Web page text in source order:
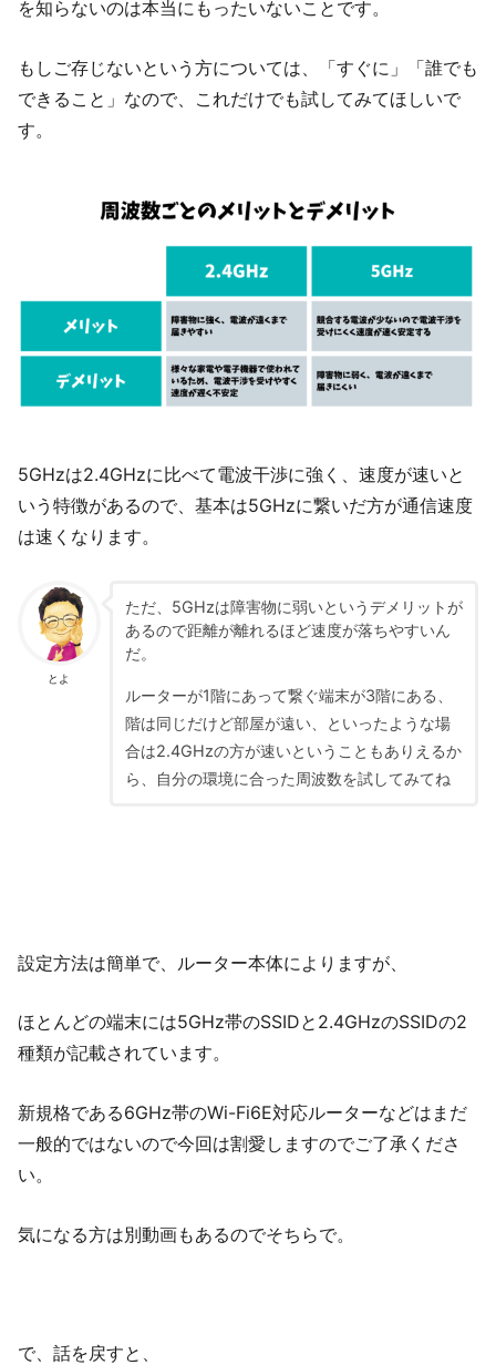
を知らないのは本当にもったいないことです。
もしご存じないという方については、「すぐに」「誰でも
できること」なので、これだけでも試してみてほしいで
す。
5GHzは2.4GHzに比べて電波干渉に強く、速度が速いと
いう特徴があるので、基本は5GHzに繋いだ方が通信速度
は速くなります。
とよ
ただ、5GHzは障害物に弱いというデメリットが
あるので距離が離れるほど速度が落ちやすいん
だ。
ルーターが1階にあって繋ぐ端末が3階にある、
階は同じだけど部屋が遠い、といったような場
合は2.4GHzの方が速いということもありえるか
ら、自分の環境に合った周波数を試してみてね
設定方法は簡単で、ルーター本体によりますが、
ほとんどの端末には5GHz帯のSSIDと2.4GHzのSSIDの2
種類が記載されています。
新規格である6GHz帯のWi-Fi6E対応ルーターなどはまだ
一般的ではないので今回は割愛しますのでご了承くださ
い。
気になる方は別動画もあるのでそちらで。
で、話を戻すと、